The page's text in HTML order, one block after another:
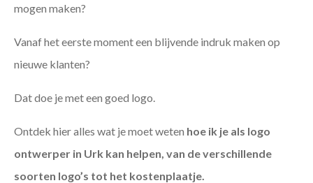
mogen maken?
Vanaf het eerste moment een blijvende indruk maken op
nieuwe klanten?
Dat doe je met een goed logo.
Ontdek hier alles wat je moet weten hoe ik je als logo
ontwerper in Urk kan helpen, van de verschillende
soorten logo’s tot het kostenplaatje.